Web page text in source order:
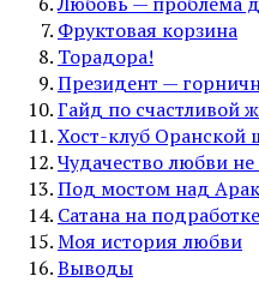
Фруктовая корзина
Торадора!
Президент —
Гайд по счастливой
Хост-клуб Оранской
Чудачество любви
Под мостом над
Сатана на
Моя история любви
Выводы